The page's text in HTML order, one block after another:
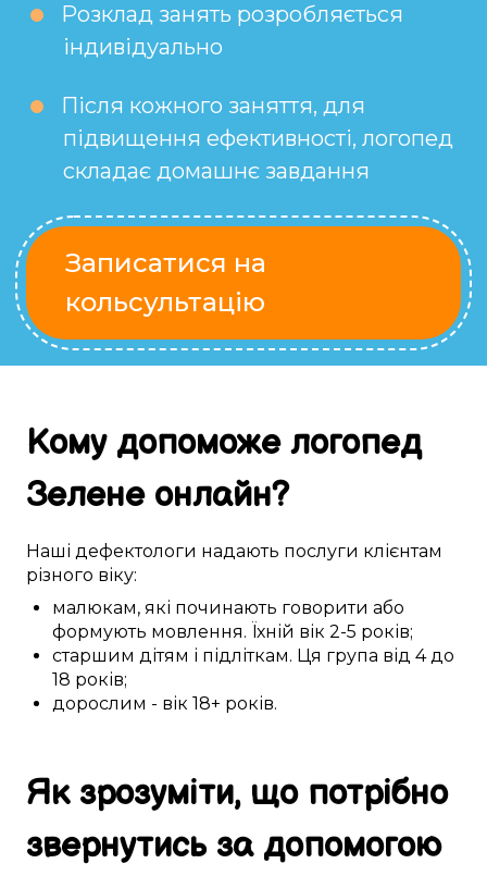
Розклад занять розробляється
індивідуально
Після кожного заняття, для
підвищення ефективності, логопед
складає домашнє завдання
Записатися на
кольсультацію
Кому допоможелогопед
Зелене онлайн?
Наші дефектологи надають послуги клієнтам
різного віку:
малюкам, які починають говорити або
формують мовлення. Їхній вік 2-5 років;
старшим дітям і підліткам. Ця група від 4 до
18 років;
дорослим - вік 18+ років.
Як зрозуміти, що потрібно
звернутись за допомогою